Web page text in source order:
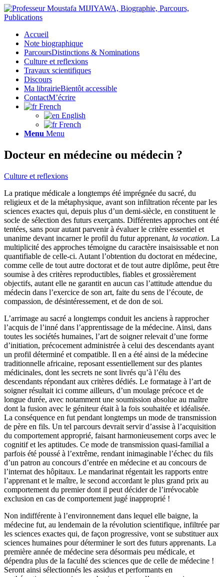
Accueil
Note biographique
ParcoursDistinctions & Nominations
Culture et reflexions
Travaux scientifiques
Discours
Ma librairieBientôt accessible
ContactM’écrire
French
English
French
Menu Menu
Docteur en médecine ou médecin ?
Culture et reflexions
La pratique médicale a longtemps été imprégnée du sacré, du
religieux et de la métaphysique, avant son infiltration récente par les
sciences exactes qui, depuis plus d’un demi-siècle, en constituent le
socle de sélection des futurs exerçants. Différentes approches ont été
tentées, sans pour autant parvenir à évaluer le critère essentiel et
unanime devant incarner le profil du futur apprenant, la vocation. La
multiplicité des approches témoigne du caractère insaisissable et non
quantifiable de celle-ci. Autant l’obtention du doctorat en médecine,
comme celle de tout autre doctorat et de tout autre diplôme, peut être
soumise à des critères reproductibles, fiables et grossièrement
objectifs, autant elle ne garantit en aucun cas l’attitude attendue du
médecin dans l’exercice de son art, faite du sens de l’écoute, de
compassion, de désintéressement, et de don de soi.
L’arrimage au sacré a longtemps conduit les anciens à rapprocher
l’acquis de l’inné dans l’apprentissage de la médecine. Ainsi, dans
toutes les sociétés humaines, l’art de soigner relevait d’une forme
d’initiation, précocement administrée à celui des descendants ayant
un profil déterminé et compatible. Il en a été ainsi de la médecine
traditionnelle africaine, reposant essentiellement sur des plantes
médicinales, dont les secrets ne sont livrés qu’à l’élu des
descendants répondant aux critères dédiés. Le formatage à l’art de
soigner résultait ici comme ailleurs, d’un moulage précoce et de
longue durée, avec notamment une soumission absolue au maître
dont la fusion avec le géniteur était à la fois souhaitée et idéalisée.
La conséquence en fut pendant longtemps un mode de transmission
de père en fils. Un tel parcours devrait servir d’assise à l’acquisition
du comportement approprié, faisant harmonieusement corps avec le
cognitif et les aptitudes. Ce mode de transmission quasi-familial a
parfois été poussé à l’extrême, rendant inimaginable l’échec du fils
d’un patron au concours d’entrée en médecine et au concours de
l’internat des hôpitaux. Le mandarinat régentait les rapports entre
l’apprenant et le maître, le second accordant le plus grand prix au
comportement du premier dont il peut décider de l’irrévocable
exclusion en cas de comportement jugé inapproprié !
Non indifférente à l’environnement dans lequel elle baigne, la
médecine fut, au lendemain de la révolution scientifique, infiltrée par
les sciences exactes qui, de façon progressive, vont se substituer aux
sciences humaines pour déterminer le sort des futurs apprenants. La
première année de médecine sera désormais peu médicale, et
dépendra plus de la faculté des sciences que de celle de médecine !
Seront ainsi sélectionnés les assidus et performants en